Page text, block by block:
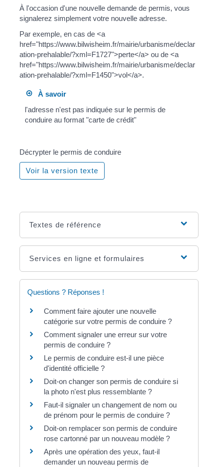
À l'occasion d'une nouvelle demande de permis, vous
signalerez simplement votre nouvelle adresse.
Par exemple, en cas de <a
href="https://www.bilwisheim.fr/mairie/urbanisme/declar
ation-prehalable/?xml=F1727">perte</a> ou de <a
href="https://www.bilwisheim.fr/mairie/urbanisme/declar
ation-prehalable/?xml=F1450">vol</a>.
À savoir
l'adresse n'est pas indiquée sur le permis de
conduire au format "carte de crédit"
Décrypter le permis de conduire
Voir la version texte
Textes de référence
Services en ligne et formulaires
Questions ? Réponses !
Comment faire ajouter une nouvelle
catégorie sur votre permis de conduire ?
Comment signaler une erreur sur votre
permis de conduire ?
Le permis de conduire est-il une pièce
d'identité officielle ?
Doit-on changer son permis de conduire si
la photo n'est plus ressemblante ?
Faut-il signaler un changement de nom ou
de prénom pour le permis de conduire ?
Doit-on remplacer son permis de conduire
rose cartonné par un nouveau modèle ?
Après une opération des yeux, faut-il
demander un nouveau permis de